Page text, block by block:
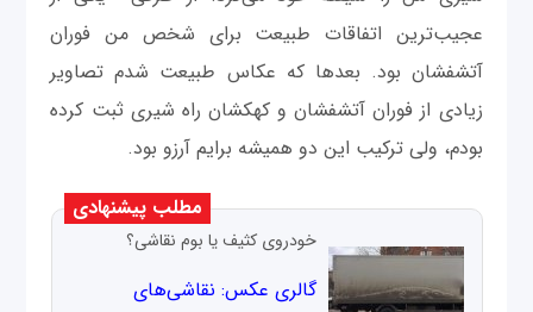
عجیب‌ترین اتفاقات طبیعت برای شخص من فوران
آتشفشان بود. بعدها که عکاس طبیعت شدم تصاویر
زیادی از فوران آتشفشان و کهکشان راه شیری ثبت کرده
بودم، ولی ترکیب این دو همیشه برایم آرزو بود.
مطلب پیشنهادی
خودروی کثیف یا بوم نقاشی؟
گالری عکس: نقاشی‌های